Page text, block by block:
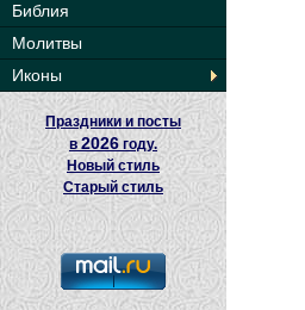
Библия
Молитвы
Иконы
Праздники и посты
в2026 году.
Новый стиль
Старый стиль